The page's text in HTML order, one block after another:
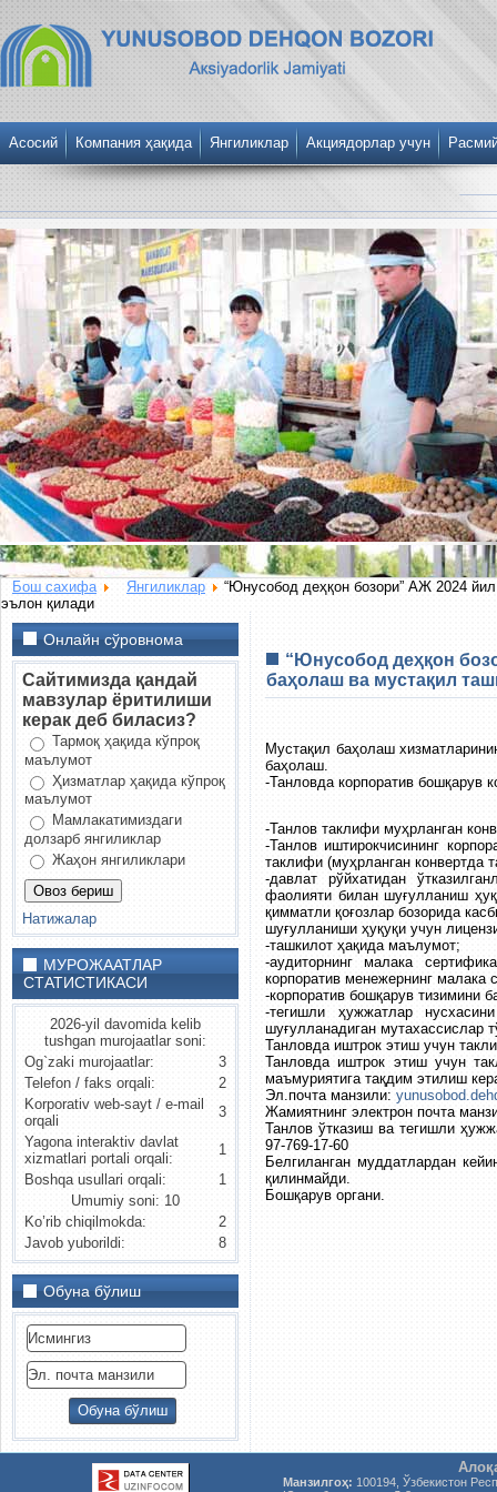
Асосий Компания ҳақида Янгиликлар Акциядорлар учун
Бош сахифа Янгиликлар
“Юнусобод деҳқон бозори” АЖ 2024
эълон қилади
Онлайн сўровнома
Сайтимизда қандай
мавзулар ёритилиши
керак деб биласиз?
Тармоқ ҳақида кўпроқ
маълумот
Ҳизматлар ҳақида кўпроқ
маълумот
Мамлакатимиздаги
долзарб янгиликлар
Жаҳон янгиликлари
Натижалар
МУРОЖААТЛАР
СТАТИСТИКАСИ
2026-yil davomida kelib
tushgan murojaatlar soni:
Og`zaki murojaatlar:
3
Telefon / faks orqali:
2
Korporativ web-sayt / e-mail
orqali
3
Yagona interaktiv davlat
xizmatlari portali orqali:
1
Boshqa usullari orqali:
1
Umumiy soni: 10
Ko’rib chiqilmokda:
2
Javob yuborildi:
8
Обуна бўлиш
“Юнусобод деҳқон
баҳолаш ва мустақил
Мустақил баҳолаш
баҳолаш.
-Танловда корпоратив бошқарув
-Танлов таклифи муҳрланган
-Танлов иштирокчисининг
таклифи (муҳрланган конвертда
-давлат рўйхатидан
фаолияти билан шуғулланиш
қимматли қоғозлар бозорида
шуғулланиши ҳуқуқи учун
-ташкилот ҳақида маълумот;
-аудиторнинг малака
корпоратив менежернинг малака
-корпоратив бошқарув тизимини
-тегишли ҳужжатлар
шуғулланадиган мутахассислар
Танловда иштрок этиш учун
Танловда иштрок этиш учун
маъмуриятига тақдим этилиш
Эл.почта манзили:
Жамиятнинг электрон почта
Танлов ўтказиш ва тегишли
97-769-17-60
Белгиланган муддатлардан
қилинмайди.
Бошқарув органи.
Манзилгоҳ: 100194, Ўзбекистон